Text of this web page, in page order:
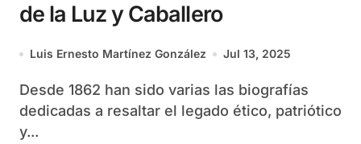
de la Luz y Caballero
Luis Ernesto Martínez González Jul 13, 2025
Desde 1862 han sido varias las biografías
dedicadas a resaltar el legado ético, patriótico
y...